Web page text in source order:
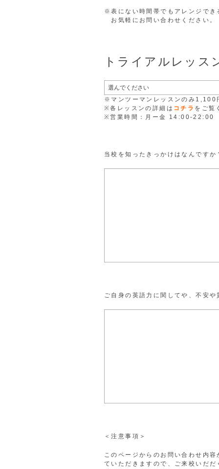
※表にない時間帯でもアレンジでき
お気軽にお問い合わせください。
トライアルレッス
※マンツーマンレッスンのみ1,100
※各レッスンの詳細は コチラ をご覧
※営業時間：月ー金 14:00-
当校を知ったきっかけはなんですか
ご自身の英語力に関してや、不安
＜注意事項＞
このページからのお問い合わせ内
ていただきますので、ご来校いだ